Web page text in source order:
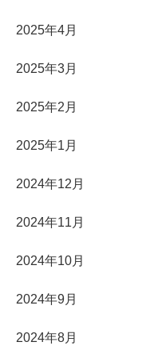
2025年4月
2025年3月
2025年2月
2025年1月
2024年12月
2024年11月
2024年10月
2024年9月
2024年8月